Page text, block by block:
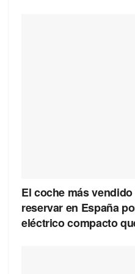
El coche más
reservar en España
eléctrico compacto